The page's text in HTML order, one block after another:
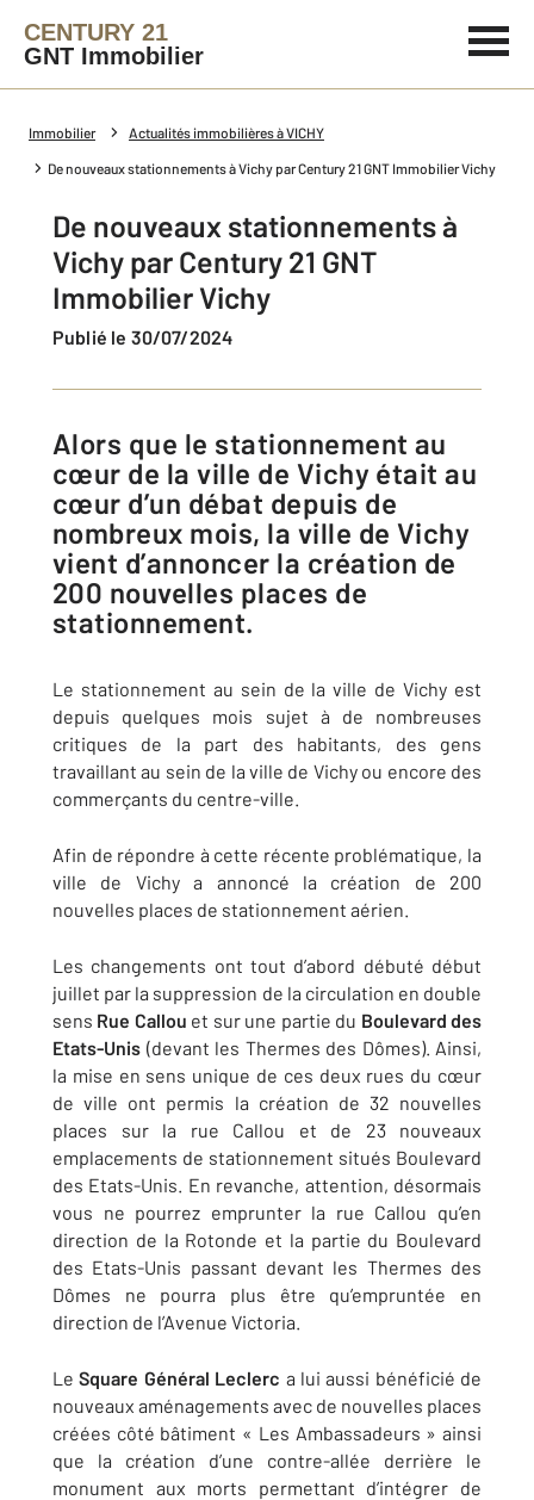
CENTURY 21
GNT Immobilier
Immobilier Actualités immobilières à VICHY
De nouveaux stationnements à Vichy par Century 21 GNT Immobilier Vichy
De nouveaux stationnements à
Vichy par Century 21 GNT
Immobilier Vichy
Publié le 30/07/2024
Alors que le stationnement au
cœur de la ville de Vichy était au
cœur d’un débat depuis de
nombreux mois, la ville de Vichy
vient d’annoncer la création de
200 nouvelles places de
stationnement.
Le stationnement au sein de la ville de Vichy est
depuis quelques mois sujet à de nombreuses
critiques de la part des habitants, des gens
travaillant au sein de la ville de Vichy ou encore des
commerçants du centre-ville.
Afin de répondre à cette récente problématique, la
ville de Vichy a annoncé la création de 200
nouvelles places de stationnement aérien.
Les changements ont tout d’abord débuté début
juillet par la suppression de la circulation en double
sens Rue Callou et sur une partie du Boulevard des
Etats-Unis (devant les Thermes des Dômes). Ainsi,
la mise en sens unique de ces deux rues du cœur
de ville ont permis la création de 32 nouvelles
places sur la rue Callou et de 23 nouveaux
emplacements de stationnement situés Boulevard
des Etats-Unis. En revanche, attention, désormais
vous ne pourrez emprunter la rue Callou qu’en
direction de la Rotonde et la partie du Boulevard
des Etats-Unis passant devant les Thermes des
Dômes ne pourra plus être qu’empruntée en
direction de l’Avenue Victoria.
LeSquare Général Leclerc a lui aussi bénéficié de
nouveaux aménagements avec de nouvelles places
créées côté bâtiment « Les Ambassadeurs » ainsi
que la création d’une contre-allée derrière le
monument aux morts permettant d’intégrer de